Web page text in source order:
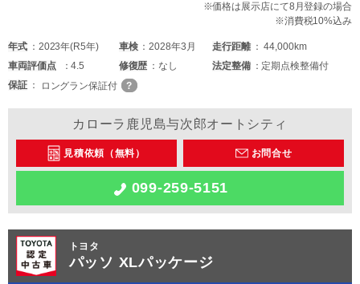
※価格は展示店にて8月登録の場合
※消費税10%込み
年式 2023年(R5年) 車検 2028年3月 走行距離
44,000km
車両評価点 4.5 修復歴 なし 法定整備
定期点検整備付
保証
ロングラン保証付
カローラ鹿児島与次郎オートシティ
見積依頼（無料） お問合せ
099-259-5151
トヨタ
パッソ XLパッケージ